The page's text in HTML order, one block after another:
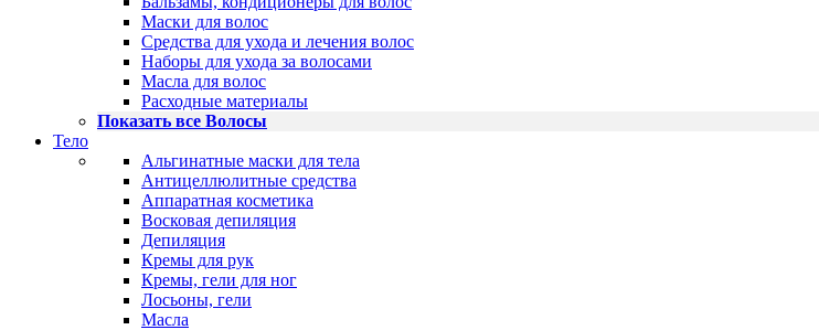
Маски для волос
Средства для ухода и лечения волос
Наборы для ухода за волосами
Масла для волос
Расходные материалы
Показать все Волосы
Тело
Альгинатные маски для тела
Антицеллюлитные средства
Аппаратная косметика
Восковая депиляция
Депиляция
Кремы для рук
Кремы, гели для ног
Лосьоны, гели
Масла